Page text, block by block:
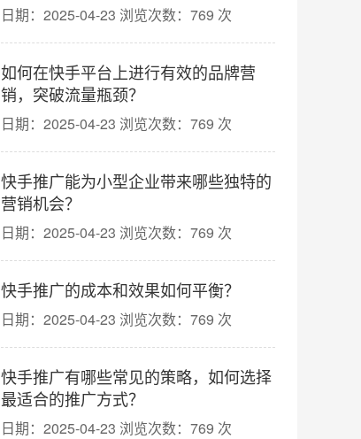
日期：2025-04-23 浏览次数：769 次
如何在快手平台上进行有效的品牌营
销，突破流量瓶颈？
日期：2025-04-23 浏览次数：769 次
快手推广能为小型企业带来哪些独特的
营销机会？
日期：2025-04-23 浏览次数：769 次
快手推广的成本和效果如何平衡？
日期：2025-04-23 浏览次数：769 次
快手推广有哪些常见的策略，如何选择
最适合的推广方式？
日期：2025-04-23 浏览次数：769 次